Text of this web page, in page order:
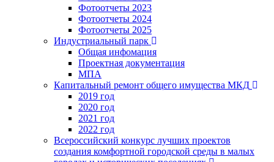
Фотоотчеты 2023
Фотоотчеты 2024
Фотоотчеты 2025
Индустриальный парк
Общая инфомация
Проектная документация
МПА
Капитальный ремонт общего имущества МКД
2019 год
2020 год
2021 год
2022 год
Всероссийский конкурс лучших проектов
создания комфортной городской среды в малых